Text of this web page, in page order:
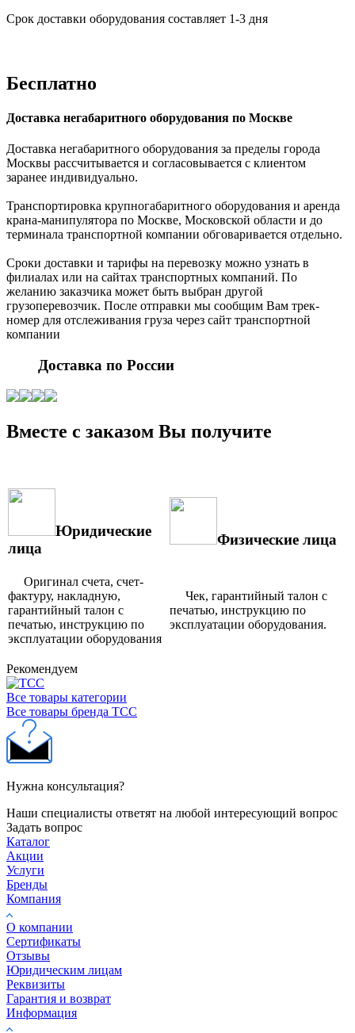
Срок доставки оборудования составляет 1-3 дня
Бесплатно
Доставка негабаритного оборудования по Москве
Доставка негабаритного оборудования за пределы города
Москвы рассчитывается и согласовывается с клиентом
заранее индивидуально.
Транспортировка крупногабаритного оборудования и аренда
крана-манипулятора по Москве, Московской области и до
терминала транспортной компании обговаривается отдельно.
Сроки доставки и тарифы на перевозку можно узнать в
филиалах или на сайтах транспортных компаний. По
желанию заказчика может быть выбран другой
грузоперевозчик. После отправки мы сообщим Вам трек-
номер для отслеживания груза через сайт транспортной
компании
Доставка по России
Вместе с заказом Вы получите
Юридические
лица
Физические лица
Оригинал счета, счет-
фактуру, накладную,
гарантийный талон с
печатью, инструкцию по
эксплуатации оборудования
Чек, гарантийный талон с
печатью, инструкцию по
эксплуатации оборудования.
Рекомендуем
Все товары категории
Все товары бренда ТСС
Нужна консультация?
Наши специалисты ответят на любой интересующий вопрос
Задать вопрос
Каталог
Акции
Услуги
Бренды
Компания
О компании
Сертификаты
Отзывы
Юридическим лицам
Реквизиты
Гарантия и возврат
Информация